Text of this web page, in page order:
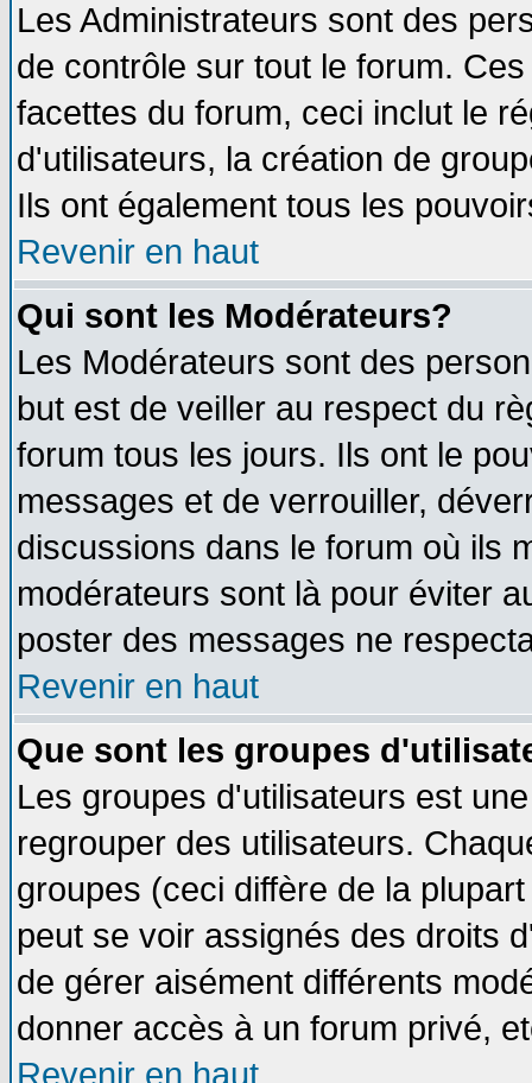
Les Administrateurs sont des
de contrôle sur tout le forum.
facettes du forum, ceci inclut le
d'utilisateurs, la création de
Ils ont également tous les
Revenir en haut
Qui sont les Modérateurs?
Les Modérateurs sont des
but est de veiller au respect du
forum tous les jours. Ils ont le
messages et de verrouiller,
discussions dans le forum où ils
modérateurs sont là pour éviter
poster des messages ne
Revenir en haut
Que sont les groupes
Les groupes d'utilisateurs est
regrouper des utilisateurs.
groupes (ceci diffère de la
peut se voir assignés des droits
de gérer aisément différents
donner accès à un forum privé,
Revenir en haut